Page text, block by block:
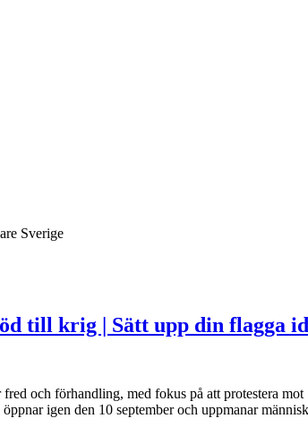
Sverige
till krig | Sätt upp din flagga
och förhandling, med fokus på att protestera
igen den 10 september och uppmanar